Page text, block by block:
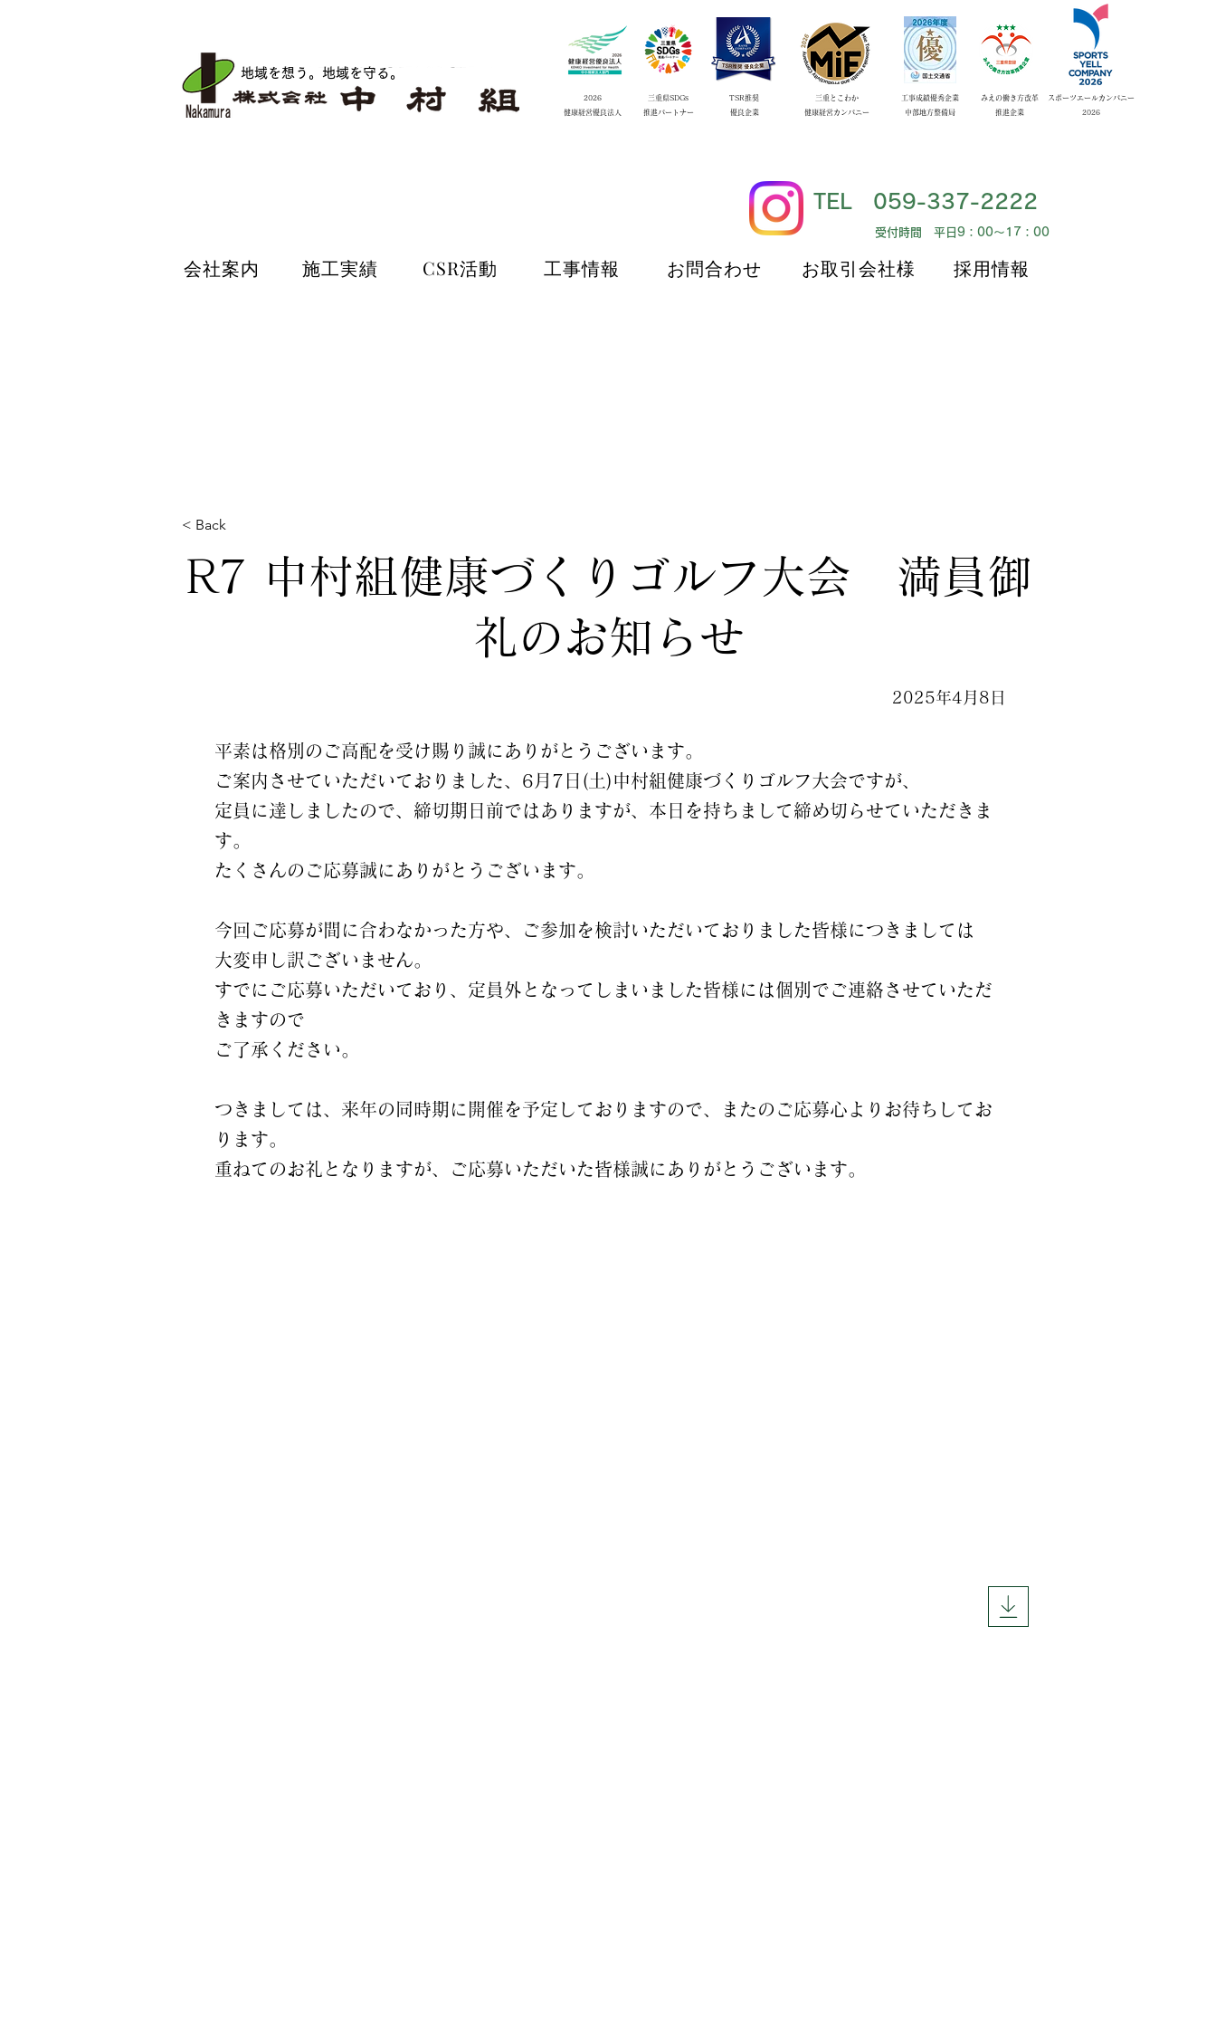
地域を想う。地域を守る 。
2026
​健康経営優良法人
三重県SDGs
​推進 パートナー
TSR推奨
​優良企業
​三重とこわか
健康経営カンパニー
みえの働き方改革
​推進企業
工事成績優秀企業
​中部地方整備局
スポーツエールカンパニー
​2026
​TEL 059-337-2222
​受付時間 平日9：00～17：00
会社案内 施工実績 CSR活動 工事情報 お問合わせ お取引会社様 採用情報
会社案内 施工実績 CSR活動 お取引会社様
工事情報 採用情報
お問合わせ
< Back
R7 中村組健康づくりゴルフ大会 満員御
礼のお知らせ
2025年4月8日
平素は格別のご高配を受け賜り誠にありがとうございます。
ご案内させていただいておりました、6月7日(土)中村組健康づくりゴルフ大会ですが、
定員に達しましたので、締切期日前ではありますが、本日を持ちまして締め切らせていただきま
す。
たくさんのご応募誠にありがとうございます。
今回ご応募が間に合わなかった方や、ご参加を検討いただいておりました皆様につきましては
大変申し訳ございません。
すでにご応募いただいており、定員外となってしまいました皆様には個別でご連絡させていただ
きますので
ご了承ください。
つきましては、来年の同時期に開催を予定しておりますので、またのご応募心よりお待ちしてお
ります。
重ねてのお礼となりますが、ご応募いただいた皆様誠にありがとうございます。